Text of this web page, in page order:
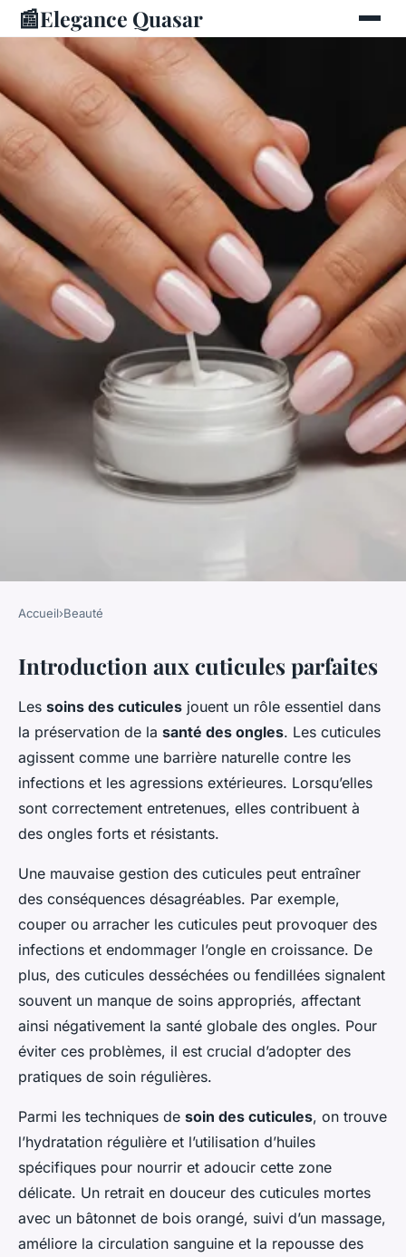
📰Elegance Quasar
Le guide complet pour des
cuticules parfaites
Martin•27 novembre 2024•6 min de lecture
Accueil›Beauté
Introduction aux cuticules parfaites
Les soins des cuticules jouent un rôle essentiel dans
la préservation de la santé des ongles. Les cuticules
agissent comme une barrière naturelle contre les
infections et les agressions extérieures. Lorsqu’elles
sont correctement entretenues, elles contribuent à
des ongles forts et résistants.
Une mauvaise gestion des cuticules peut entraîner
des conséquences désagréables. Par exemple,
couper ou arracher les cuticules peut provoquer des
infections et endommager l’ongle en croissance. De
plus, des cuticules desséchées ou fendillées signalent
souvent un manque de soins appropriés, affectant
ainsi négativement la santé globale des ongles. Pour
éviter ces problèmes, il est crucial d’adopter des
pratiques de soin régulières.
Parmi les techniques de soin des cuticules, on trouve
l’hydratation régulière et l’utilisation d’huiles
spécifiques pour nourrir et adoucir cette zone
délicate. Un retrait en douceur des cuticules mortes
avec un bâtonnet de bois orangé, suivi d’un massage,
améliore la circulation sanguine et la repousse des